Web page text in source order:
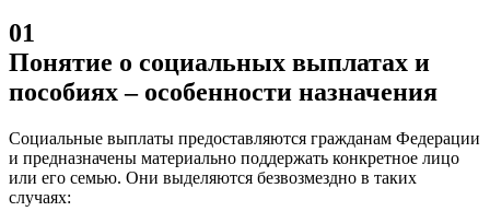
01
Понятие о социальных выплатах и
пособиях – особенности назначения
Социальные выплаты предоставляются гражданам Федерации
и предназначены материально поддержать конкретное лицо
или его семью. Они выделяются безвозмездно в таких
случаях: